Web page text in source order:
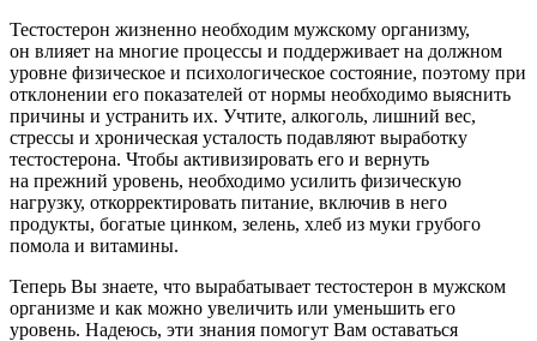
Тестостерон жизненно необходим мужскому организму,
он влияет на многие процессы и поддерживает на должном
уровне физическое и психологическое состояние, поэтому при
отклонении его показателей от нормы необходимо выяснить
причины и устранить их. Учтите, алкоголь, лишний вес,
стрессы и хроническая усталость подавляют выработку
тестостерона. Чтобы активизировать его и вернуть
на прежний уровень, необходимо усилить физическую
нагрузку, откорректировать питание, включив в него
продукты, богатые цинком, зелень, хлеб из муки грубого
помола и витамины.
Теперь Вы знаете, что вырабатывает тестостерон в мужском
организме и как можно увеличить или уменьшить его
уровень. Надеюсь, эти знания помогут Вам оставаться